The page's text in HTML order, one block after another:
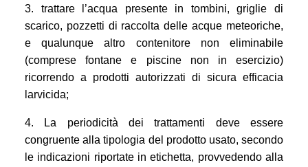
3. trattare l’acqua presente in tombini, griglie di
scarico, pozzetti di raccolta delle acque meteoriche,
e qualunque altro contenitore non eliminabile
(comprese fontane e piscine non in esercizio)
ricorrendo a prodotti autorizzati di sicura efficacia
larvicida;
4. La periodicità dei trattamenti deve essere
congruente alla tipologia del prodotto usato, secondo
le indicazioni riportate in etichetta, provvedendo alla